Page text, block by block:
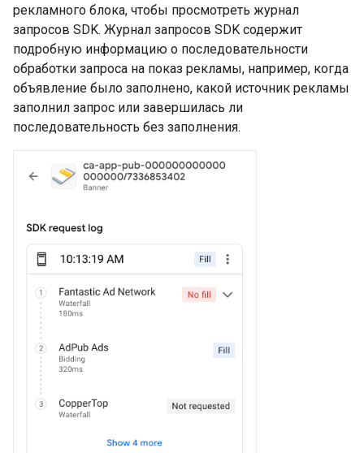
рекламного блока, чтобы просмотреть журнал
запросов SDK. Журнал запросов SDK содержит
подробную информацию о последовательности
обработки запроса на показ рекламы, например, когда
объявление было заполнено, какой источник рекламы
заполнил запрос или завершилась ли
последовательность без заполнения.